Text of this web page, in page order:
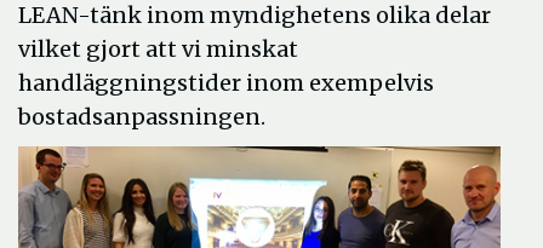
LEAN-tänk inom myndighetens olika delar
vilket gjort att vi minskat
handläggningstider inom exempelvis
bostadsanpassningen.